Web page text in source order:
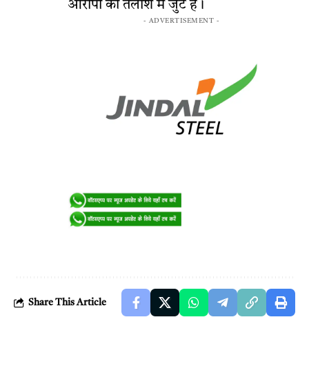
आरोपी की तलाश में जुटे हैं।
- ADVERTISEMENT -
Share This Article